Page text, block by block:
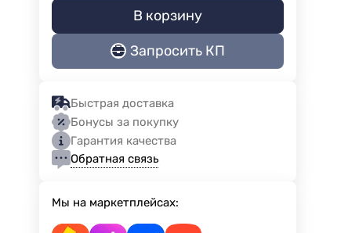
В корзину
Запросить КП
Быстрая доставка
Бонусы за покупку
Гарантия качества
Обратная связь
Мы на маркетплейсах: